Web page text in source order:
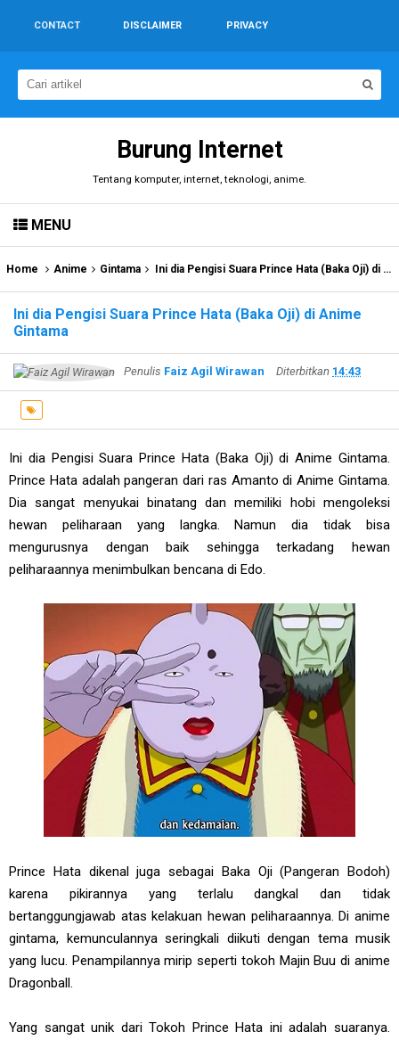
CONTACT DISCLAIMER PRIVACY
Burung Internet
Tentang komputer, internet, teknologi, anime.
MENU
Home Anime Gintama Ini dia Pengisi Suara Prince Hata (Baka Oji) di Anime Gintama
Ini dia Pengisi Suara Prince Hata (Baka Oji) di Anime
Gintama
Penulis Faiz Agil Wirawan Diterbitkan 14:43
Ini dia Pengisi Suara Prince Hata (Baka Oji) di Anime Gintama.
Prince Hata adalah pangeran dari ras Amanto di Anime Gintama.
Dia sangat menyukai binatang dan memiliki hobi mengoleksi
hewan peliharaan yang langka. Namun dia tidak bisa
mengurusnya dengan baik sehingga terkadang hewan
peliharaannya menimbulkan bencana di Edo.
Prince Hata dikenal juga sebagai Baka Oji (Pangeran Bodoh)
karena pikirannya yang terlalu dangkal dan tidak
bertanggungjawab atas kelakuan hewan peliharaannya. Di anime
gintama, kemunculannya seringkali diikuti dengan tema musik
yang lucu. Penampilannya mirip seperti tokoh Majin Buu di anime
Dragonball.
Yang sangat unik dari Tokoh Prince Hata ini adalah suaranya.